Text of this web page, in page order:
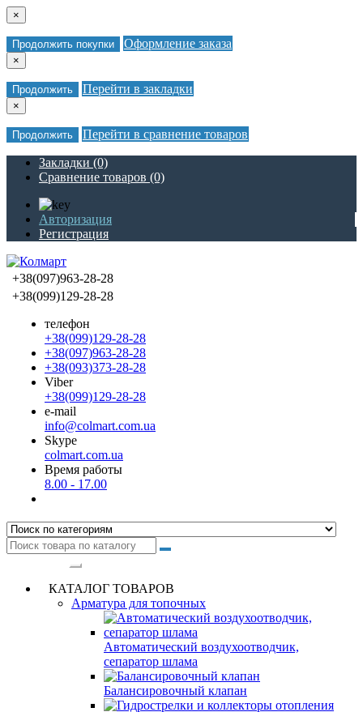
×
Продолжить покупки Оформление заказа
×
Продолжить Перейти в закладки
×
Продолжить Перейти в сравнение товаров
Закладки (0)
Сравнение товаров (0)
Авторизация
Регистрация
+38(097)963-28-28
+38(099)129-28-28
телефон
+38(099)129-28-28
+38(097)963-28-28
+38(093)373-28-28
Viber
+38(099)129-28-28
e-mail
info@colmart.com.ua
Skype
colmart.com.ua
Время работы
8.00 - 17.00
КАТАЛОГ ТОВАРОВ
Арматура для топочных
Автоматический воздухоотводчик,
сепаратор шлама
Балансировочный клапан